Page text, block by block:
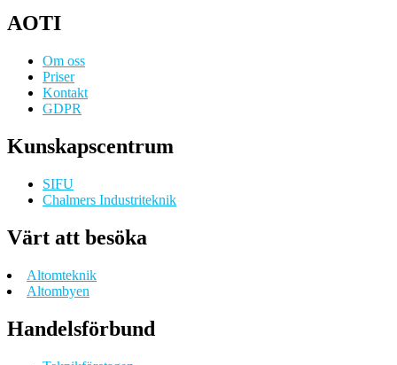
AOTI
Om oss
Priser
Kontakt
GDPR
Kunskapscentrum
SIFU
Chalmers Industriteknik
Värt att besöka
Altomteknik
Altombyen
Handelsförbund